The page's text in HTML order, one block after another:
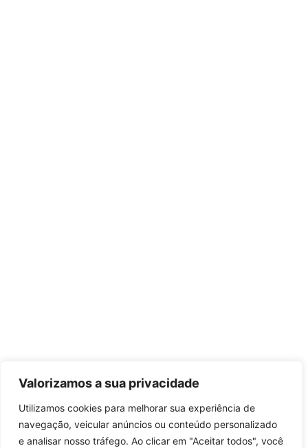
Valorizamos a sua privacidade
Utilizamos cookies para melhorar sua experiência de
navegação, veicular anúncios ou conteúdo personalizado
e analisar nosso tráfego. Ao clicar em "Aceitar todos", você